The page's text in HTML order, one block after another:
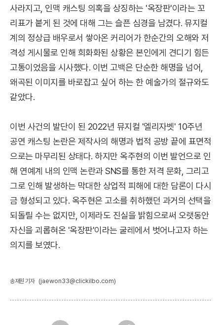
사라지고, 인맥 캐스팅 의혹을 상징하는 '옥장판'이라는 꼬
리표가 붙게 된 것에 대해 그는 슬픈 심경을 남겼다. 뮤지컬
계의 정상급 배우로서 쌓아온 커리어가 한순간의 오해와 저
격성 게시물로 인해 희화화된 상황은 본인에게 견디기 힘든
고통이었음을 시사했다. 이번 고백은 단순한 해명을 넘어,
왜곡된 이미지를 바로잡고 싶어 하는 한 예술가의 절규와도
같았다.
이번 사건의 발단이 된 2022년 뮤지컬 '엘리자벳' 10주년
공연 캐스팅 논란은 제작사의 해명과 법적 공방 끝에 표면적
으로는 마무리된 상태다. 하지만 옥주현의 이번 발언으로 인
해 연예계 내의 인맥 논란과 SNS를 통한 저격 문화, 그리고
그로 인해 발생하는 막대한 상업적 피해에 대한 담론이 다시
금 형성되고 있다. 옥주현은 고소를 취하했던 과거의 선택을
되돌릴 수는 없지만, 이제라도 진실을 밝힘으로써 오랫동안
자신을 괴롭혀온 '옥장판'이라는 굴레에서 벗어나고자 하는
의지를 보였다.
송재원 기자 (jaewon33@clickilbo.com)